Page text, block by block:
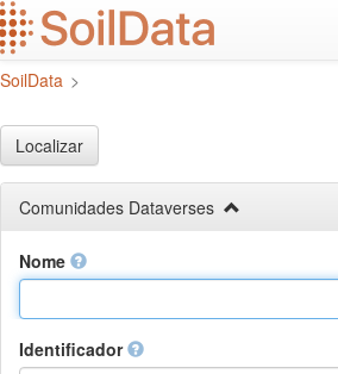
Ir
para
o
conteúdo
SoilData >
Localizar
Comunidades Dataverses
Nome
Identificador